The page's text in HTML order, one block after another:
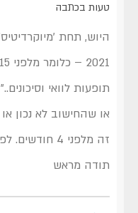
טעות בכתבה
תופעות לוואי וסיכונים.."
זה מלפני 4 חודשים. לפני 15 חודשים היינו בינואר 21.
תודה מראש